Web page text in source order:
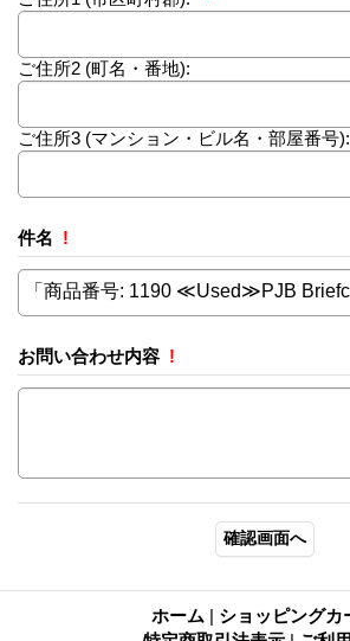
ご住所2 (町名・番地):
ご住所3 (マンション・ビル名・部屋番号):
件名 !
お問い合わせ内容 !
ホーム | ショッピングカ